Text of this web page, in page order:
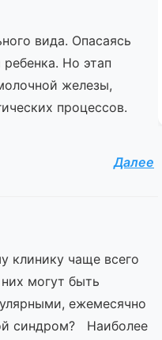
вида. Опасаясь
Но этап
железы,
процессов.
Далее
клинику чаще всего
могут быть
ежемесячно
синдром? Наиболее